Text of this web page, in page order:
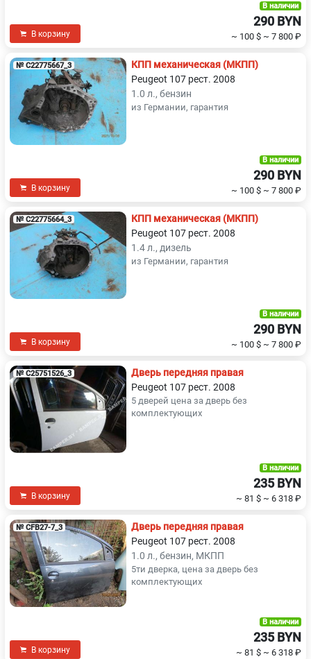
В корзину
В наличии
290 BYN
~ 100 $ ~ 7 800 ₽
№ C22775667_3
КПП механическая (МКПП)
Peugeot 107 рест. 2008
1.0 л., бензин
из Германии, гарантия
В корзину
В наличии
290 BYN
~ 100 $ ~ 7 800 ₽
№ C22775664_3
КПП механическая (МКПП)
Peugeot 107 рест. 2008
1.4 л., дизель
из Германии, гарантия
В корзину
В наличии
290 BYN
~ 100 $ ~ 7 800 ₽
№ C25751526_3
Дверь передняя правая
Peugeot 107 рест. 2008
5 дверей цена за дверь без
комплектующих
В корзину
В наличии
235 BYN
~ 81 $ ~ 6 318 ₽
№ CFB27-7_3
Дверь передняя правая
Peugeot 107 рест. 2008
1.0 л., бензин, МКПП
5ти дверка, цена за дверь без
комплектующих
В корзину
В наличии
235 BYN
~ 81 $ ~ 6 318 ₽